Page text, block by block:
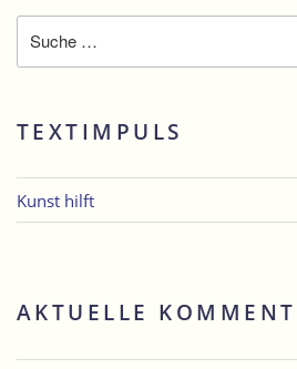
nach:
TEXTIMPULS
Kunst hilft
AKTUELLE